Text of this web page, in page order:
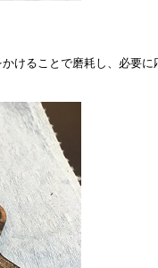
けることで磨耗し、必要